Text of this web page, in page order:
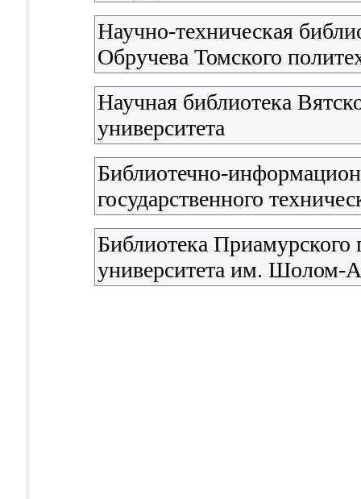
Научно-техническая
Обручева Томского
Научная библиотека
университета
Библиотечно-
государственного
Библиотека Приамурского
университета им. Шолом-